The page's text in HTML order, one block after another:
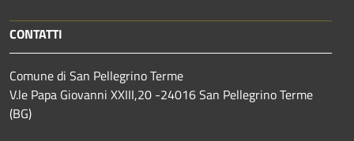
CONTATTI
Comune di San Pellegrino Terme
V.le Papa Giovanni XXIII,20 -24016 San Pellegrino Terme
(BG)